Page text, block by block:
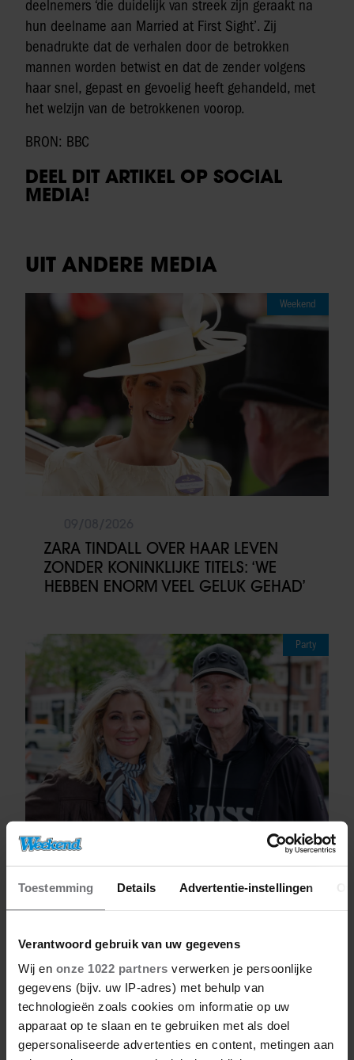
Toestemming Details Advertentie-instellingen
Verantwoord gebruik van uw gegevens
Wij en onze 1022 partners verwerken je persoonlijke
gegevens (bijv. uw IP-adres) met behulp van
technologieën zoals cookies om informatie op uw
apparaat op te slaan en te gebruiken met als doel
gepersonaliseerde advertenties en content, metingen aan
deelnemers ‘die duidelijk van streek zijn geraakt na
hun deelname aan Married at First Sight’. Zij
benadrukte dat de verhalen door de betrokken
mannen worden betwist en dat de zender volgens
haar snel, gepast en gevoelig heeft gehandeld, met
het welzijn van de betrokkenen voorop.
BRON: BBC
DEEL DIT ARTIKEL OP SOCIAL
MEDIA!
UIT ANDERE MEDIA
Weekend
ZARA TINDALL OVER HAAR LEVEN
ZONDER KONINKLIJKE TITELS: ‘WE
HEBBEN ENORM VEEL GELUK GEHAD’
Party
09/08/2026
FERDI BOLLAND OVER GELUK: “ALS ER
IETS IS MET MIJN GEZIN, GOOI IK